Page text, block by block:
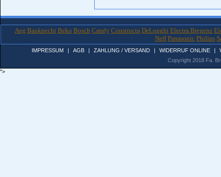
Aeg Bauknecht Beko Bosch Candy Constructa DeLonghi Electra Bregenz
Neff Panasonic Philips
IMPRESSUM | AGB | ZAHLUNG / VERSAND | WIDERRUF ONLINE |
Copyright 2018 Fa.
">